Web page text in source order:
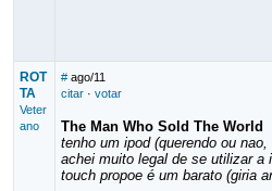
ROT
TA
Veter
ano
# ago/11
citar· votar
The Man Who Sold The World
tenho um ipod (querendo ou
achei muito legal de se utilizar a
touch propoe é um barato (giria